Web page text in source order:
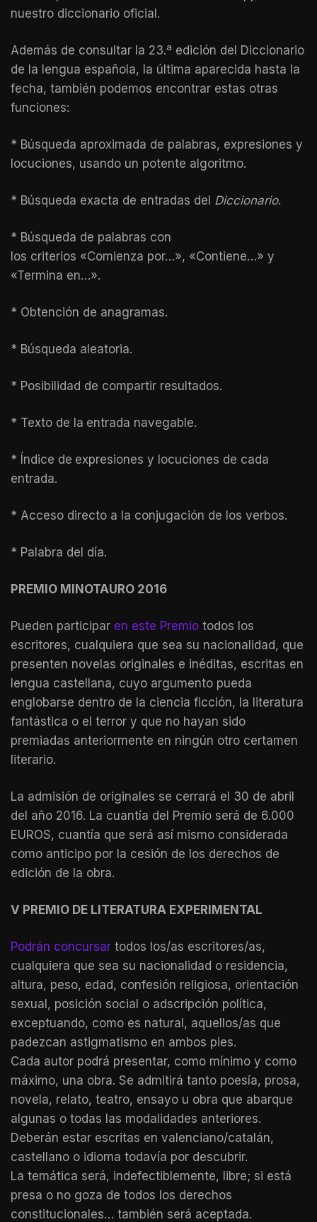
nuestro diccionario oficial.
Además de consultar la 23.ª edición del Diccionario
de la lengua española, la última aparecida hasta la
fecha, también podemos encontrar estas otras
funciones:
* Búsqueda aproximada de palabras, expresiones y
locuciones, usando un potente algoritmo.
* Búsqueda exacta de entradas del Diccionario.
* Búsqueda de palabras con
los criterios «Comienza por…», «Contiene…» y
«Termina en…».
* Obtención de anagramas.
* Búsqueda aleatoria.
* Posibilidad de compartir resultados.
* Texto de la entrada navegable.
* Índice de expresiones y locuciones de cada
entrada.
* Acceso directo a la conjugación de los verbos.
* Palabra del día.
PREMIO MINOTAURO 2016
Pueden participar en este Premio todos los
escritores, cualquiera que sea su nacionalidad, que
presenten novelas originales e inéditas, escritas en
lengua castellana, cuyo argumento pueda
englobarse dentro de la ciencia ficción, la literatura
fantástica o el terror y que no hayan sido
premiadas anteriormente en ningún otro certamen
literario.
La admisión de originales se cerrará el 30 de abril
del año 2016. La cuantía del Premio será de 6.000
EUROS, cuantía que será así mismo considerada
como anticipo por la cesión de los derechos de
edición de la obra.
V PREMIO DE LITERATURA EXPERIMENTAL
Podrán concursar todos los/as escritores/as,
cualquiera que sea su nacionalidad o residencia,
altura, peso, edad, confesión religiosa, orientación
sexual, posición social o adscripción política,
exceptuando, como es natural, aquellos/as que
padezcan astigmatismo en ambos pies.
Cada autor podrá presentar, como mínimo y como
máximo, una obra. Se admitirá tanto poesía, prosa,
novela, relato, teatro, ensayo u obra que abarque
algunas o todas las modalidades anteriores.
Deberán estar escritas en valenciano/catalán,
castellano o idioma todavía por descubrir.
La temática será, indefectiblemente, libre; si está
presa o no goza de todos los derechos
constitucionales… también será aceptada.